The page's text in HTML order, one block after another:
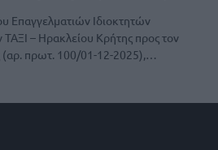
Επαγγελματιών Ιδιοκτητών
– Ηρακλείου Κρήτης προς τον
πρωτ. 100/01-12-2025),…